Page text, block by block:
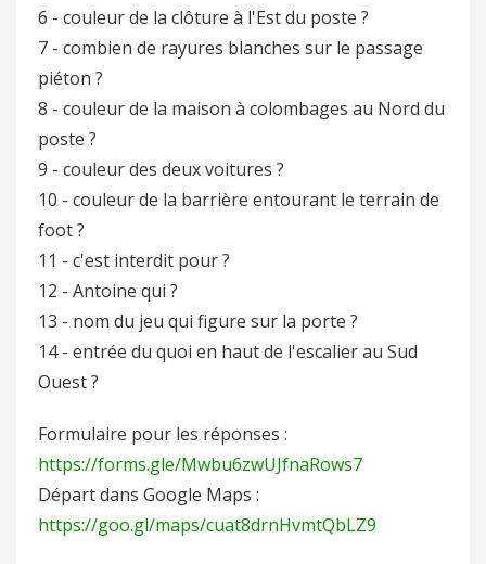
6 - couleur de la clôture à l'Est du poste ?
7 - combien de rayures blanches sur le passage
piéton ?
8 - couleur de la maison à colombages au Nord du
poste ?
9 - couleur des deux voitures ?
10 - couleur de la barrière entourant le terrain de
foot ?
11 - c'est interdit pour ?
12 - Antoine qui ?
13 - nom du jeu qui figure sur la porte ?
14 - entrée du quoi en haut de l'escalier au Sud
Ouest ?
Formulaire pour les réponses :
https://forms.gle/Mwbu6zwUJfnaRows7
Départ dans Google Maps :
https://goo.gl/maps/cuat8drnHvmtQbLZ9